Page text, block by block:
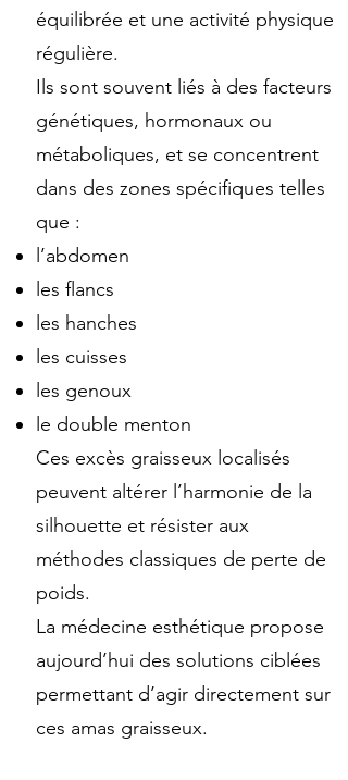
équilibrée et une activité physique
régulière.
Ils sont souvent liés à des facteurs
génétiques, hormonaux ou
métaboliques, et se concentrent
dans des zones spécifiques telles
que :
l’abdomen
les flancs
les hanches
les cuisses
les genoux
le double menton
Ces excès graisseux localisés
peuvent altérer l’harmonie de la
silhouette et résister aux
méthodes classiques de perte de
poids.
La médecine esthétique propose
aujourd’hui des solutions ciblées
permettant d’agir directement sur
ces amas graisseux.